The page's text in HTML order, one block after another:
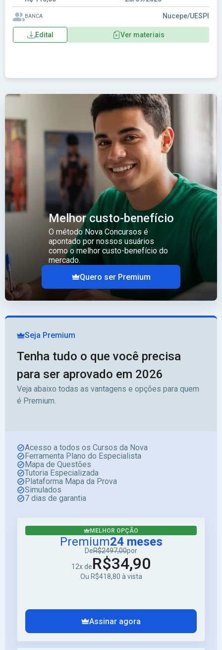
BANCA Nucepe/UESPI
Edital Ver materiais
Melhor custo-benefício
O método Nova Concursos é
apontado por nossos usuários
como o melhor custo-benefício do
mercado.
Quero ser Premium
Seja Premium
Tenha tudo o que você precisa
para ser aprovado em 2026
Veja abaixo todas as vantagens e opções para quem
é Premium.
Acesso a todos os Cursos da Nova
Ferramenta Plano do Especialista
Mapa de Questões
Tutoria Especializada
Plataforma Mapa da Prova
Simulados
7 dias de garantia
MELHOR OPÇÃO
Premium24 meses
DeR$2497,00por
12x deR$34,90
Ou R$418,80 à vista
Assinar agora